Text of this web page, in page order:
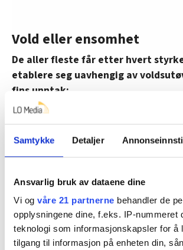
Samtykke Detaljer
Ansvarlig bruk av dataene dine
Vi og våre 21 partnerne behandler de
opplysningene dine, f.eks. IP-nummeret
teknologi som informasjonskapsler for å
tilgang til informasjon på enheten din,
Vold eller ensomhet
De aller fleste får etter hvert
etablere seg uavhengig av
fins unntak:
Nina minnes en kvinne på over 80 år.
hatt full kontroll, og hun hadde mista
venner og familie.
Ensomheten førte henne tilbake til
Andre eldre opplever at når ektefellen
demenslidelse, forvandles en tidligere
bli voldelig.